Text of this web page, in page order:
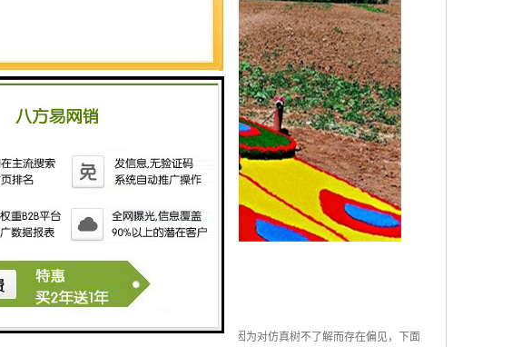
人们生活创造了的价值。可是，还是有很多人因为对仿真树不了解而存在偏见，下面